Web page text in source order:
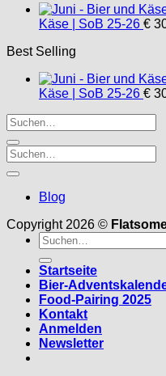
Käse | SoB 25-26 €
Best Selling
Käse | SoB 25-26 €
Blog
Copyright 2026 ©
Suche
nach:
Startseite
Bier-
Food-Pairing 2025
Kontakt
Anmelden
Newsletter